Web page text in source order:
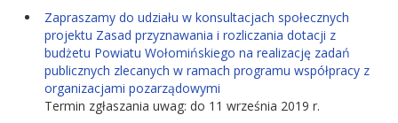
Zapraszamy do udziału w konsultacjach społecznych
projektu Zasad przyznawania i rozliczania dotacji z
budżetu Powiatu Wołomińskiego na realizację zadań
publicznych zlecanych w ramach programu współpracy z
organizacjami pozarządowymi
Termin zgłaszania uwag: do 11 września 2019 r.